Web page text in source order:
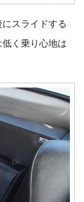
スライドする
く乗り心地は